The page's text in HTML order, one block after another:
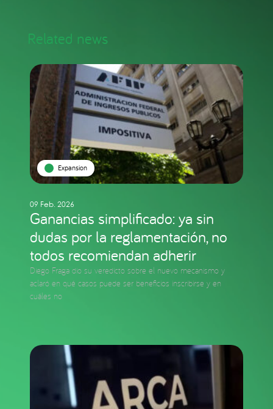
Related news
Expansion
09 Feb. 2026
Ganancias simplificado: ya sin
dudas por la reglamentación, no
todos recomiendan adherir
Diego Fraga dio su veredicto sobre el nuevo mecanismo y
aclaró en qué casos puede ser beneficios inscribirse y en
cuáles no